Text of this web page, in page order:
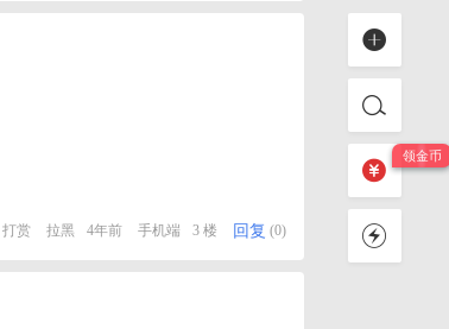
打赏 拉黑 4年前 手机端 3 楼 回复 (0)